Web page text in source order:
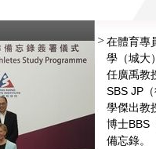
在體育專
學（城大
任廣禹教
SBS JP
學傑出教
博士BBS
備忘錄。